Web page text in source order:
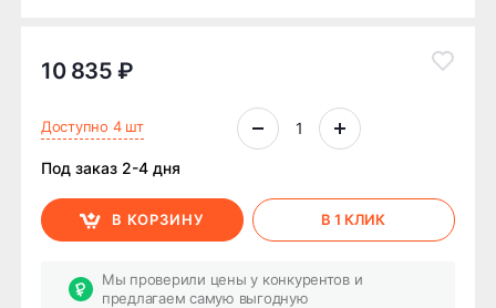
10 835 ₽
Доступно 4 шт
Под заказ 2-4 дня
В КОРЗИНУ В 1 КЛИК
Мы проверили цены у конкурентов и
предлагаем самую выгодную